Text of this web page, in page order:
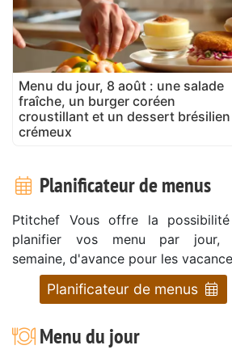
Menu du jour, 8 août : une salade
fraîche, un burger coréen
croustillant et un dessert brésilien
crémeux
Planificateur de menus
Ptitchef Vous offre la
planifier vos menu par jour,
semaine, d'avance pour les
Planificateur de menus
Menu du jour